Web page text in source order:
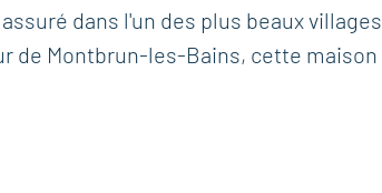
dans l'un des plus beaux villages
de Montbrun-les-Bains, cette maison